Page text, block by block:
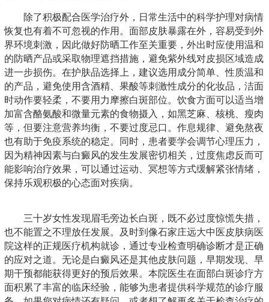
除了积极配合医学治疗外，日常生活中的科学护理对病情
恢复也有着不可忽视的作用。面部皮肤暴露在外，容易受到外
界环境刺激，因此做好防晒工作至关重要，外出时应使用温和
的防晒产品或采取物理遮挡措施，避免紫外线对皮损区域造成
进一步损伤。在护肤品选择上，建议选用成分简单、性质温和
的产品，避免使用含酒精、果酸等刺激性成分的化妆品，洁面
时动作要轻柔，不要用力摩擦白斑部位。饮食方面可以适当增
加富含酪氨酸和微量元素的食物摄入，如黑芝麻、核桃、瘦肉
等，但要注意营养均衡，不要过度忌口。作息规律、避免熬夜
也有助于免疫系统的稳定。同时，患者要学会调节心理压力，
因为精神因素与白癜风的发生发展密切相关，过度焦虑反而可
能影响治疗效果，可以通过运动、冥想等方式缓解紧张情绪，
保持乐观积极的心态面对疾病。
三十岁女性发现眉毛旁边长白斑，既不必过度惊慌失措，
也不能置之不理放任发展。及时到像石家庄远大中医皮肤病医
院这样的正规医疗机构就诊，通过专业检查明确诊断才是正确
的应对之道。无论是白癜风还是其他皮肤问题，早期发现、早
期干预都能获得更好的预后效果。本院医生在面部白斑诊疗方
面积累了丰富的临床经验，能够为患者提供科学规范的诊疗服